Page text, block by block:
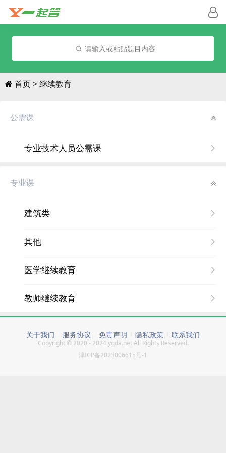
请输入或粘贴题目内容
首页 继续教育
公需课
专业技术人员公需课
专业课
建筑类
其他
医学继续教育
教师继续教育
关于我们 服务协议 免责声明 隐私政策 联系我们
Copyright © 2020 - 2024yqda.net All Rights Reserved.
津ICP备2023006615号-1